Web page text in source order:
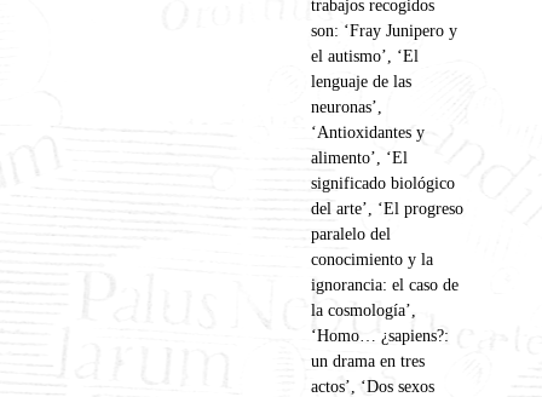
trabajos recogidos
son: ‘Fray Junipero y
el autismo’, ‘El
lenguaje de las
neuronas’,
‘Antioxidantes y
alimento’, ‘El
significado biológico
del arte’, ‘El progreso
paralelo del
conocimiento y la
ignorancia: el caso de
la cosmología’,
‘Homo… ¿sapiens?:
un drama en tres
actos’, ‘Dos sexos